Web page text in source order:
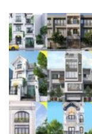
[…]